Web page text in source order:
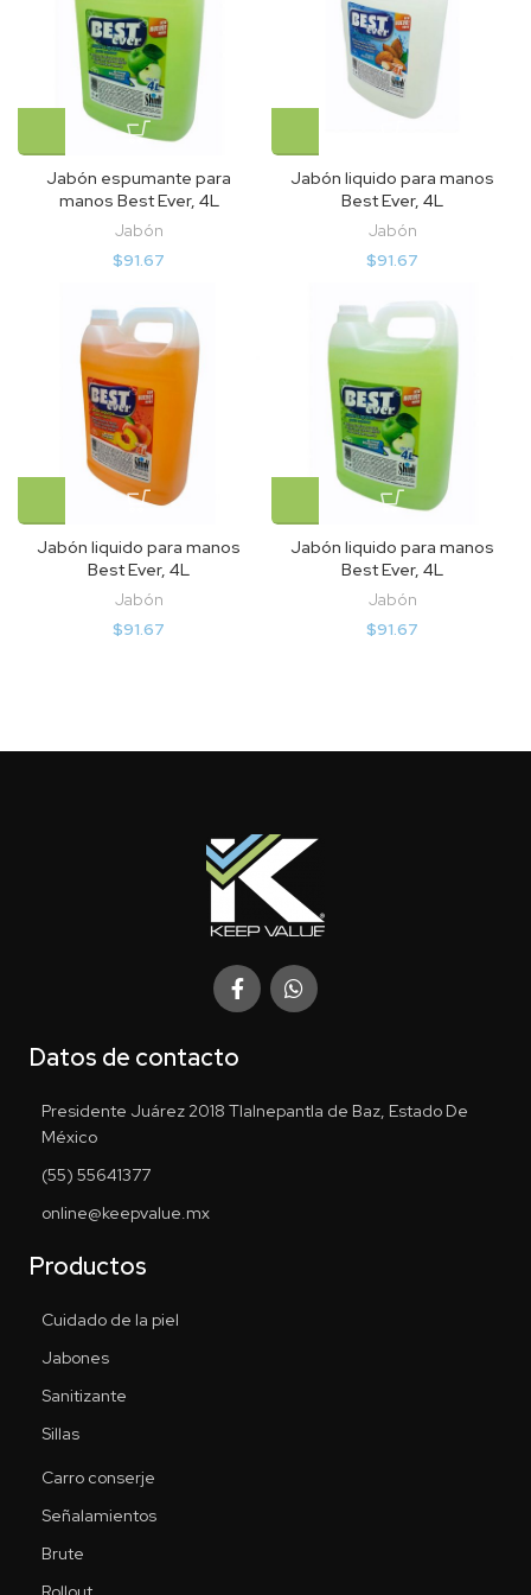
Jabón espumante para
manos Best Ever, 4L
Jabón
$91.67
Jabón liquido para manos
Best Ever, 4L
Jabón
$91.67
Jabón liquido para manos
Best Ever, 4L
Jabón
$91.67
Jabón liquido para manos
Best Ever, 4L
Jabón
$91.67
Datos de contacto
Presidente Juárez 2018 Tlalnepantla de Baz, Estado De
México
(55) 55641377
online@keepvalue.mx
Productos
Cuidado de la piel
Jabones
Sanitizante
Sillas
Carro conserje
Señalamientos
Brute